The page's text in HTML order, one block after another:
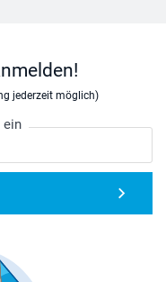
jederzeit möglich)
ein